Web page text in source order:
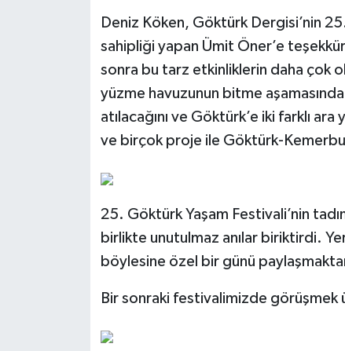
Deniz Köken, Göktürk Dergisi’nin
sahipliği yapan Ümit Öner’e
sonra bu tarz etkinliklerin daha çok
yüzme havuzunun bitme
atılacağını ve Göktürk’e iki farklı
ve birçok proje ile Göktürk-
25. Göktürk Yaşam Festivali’nin
birlikte unutulmaz anılar biriktirdi.
böylesine özel bir günü
Bir sonraki festivalimizde görüşmek